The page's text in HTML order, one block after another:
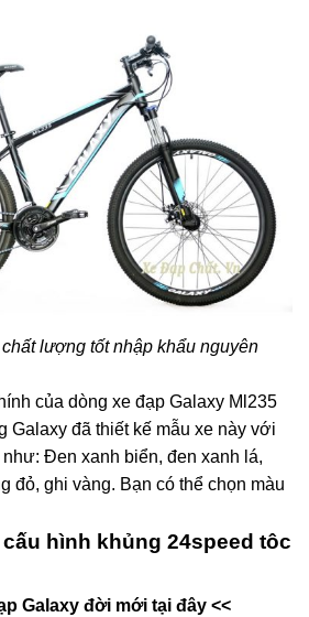
lượng tốt nhập khẩu nguyên
của dòng xe đạp Galaxy Ml235
Galaxy đã thiết kế mẫu xe này với
Đen xanh biển, đen xanh lá,
đỏ, ghi vàng. Bạn có thể chọn màu
hình khủng 24speed tôc
Galaxy đời mới tại đây <<